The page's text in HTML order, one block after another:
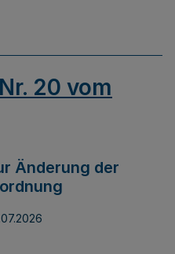
20 vom
Änderung der